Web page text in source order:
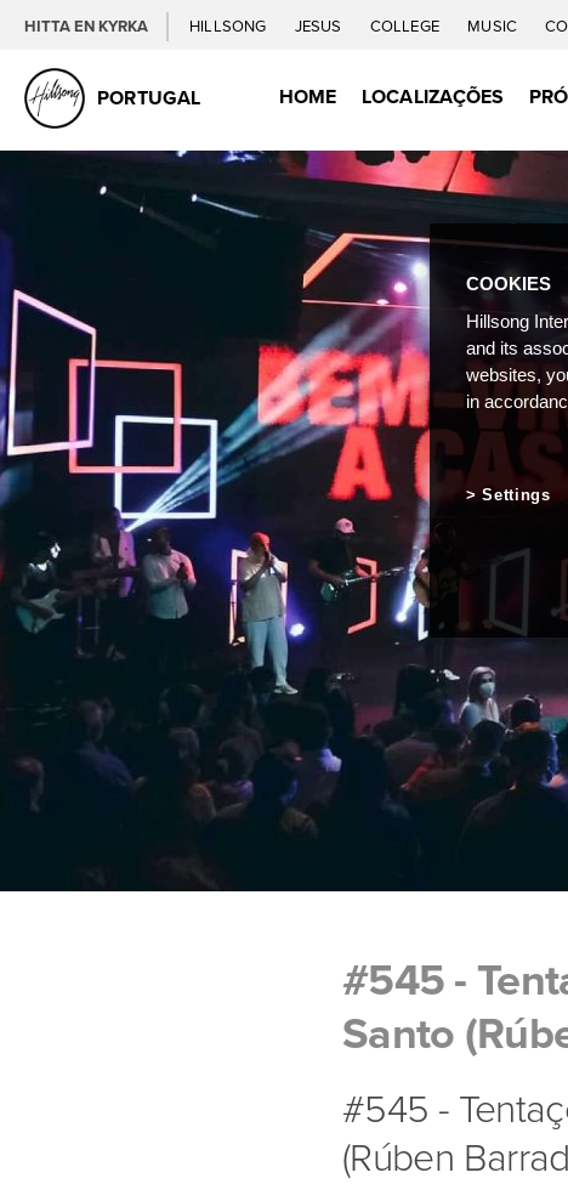
HITTA EN KYRKA HILLSONG JESUS COLLEGE MUSIC
PORTUGAL HOME LOCALIZAÇÕES
#545 -
Santo
#545 -
(Rúben
COOKIES
Hillsong
and its
websites,
in
Settings